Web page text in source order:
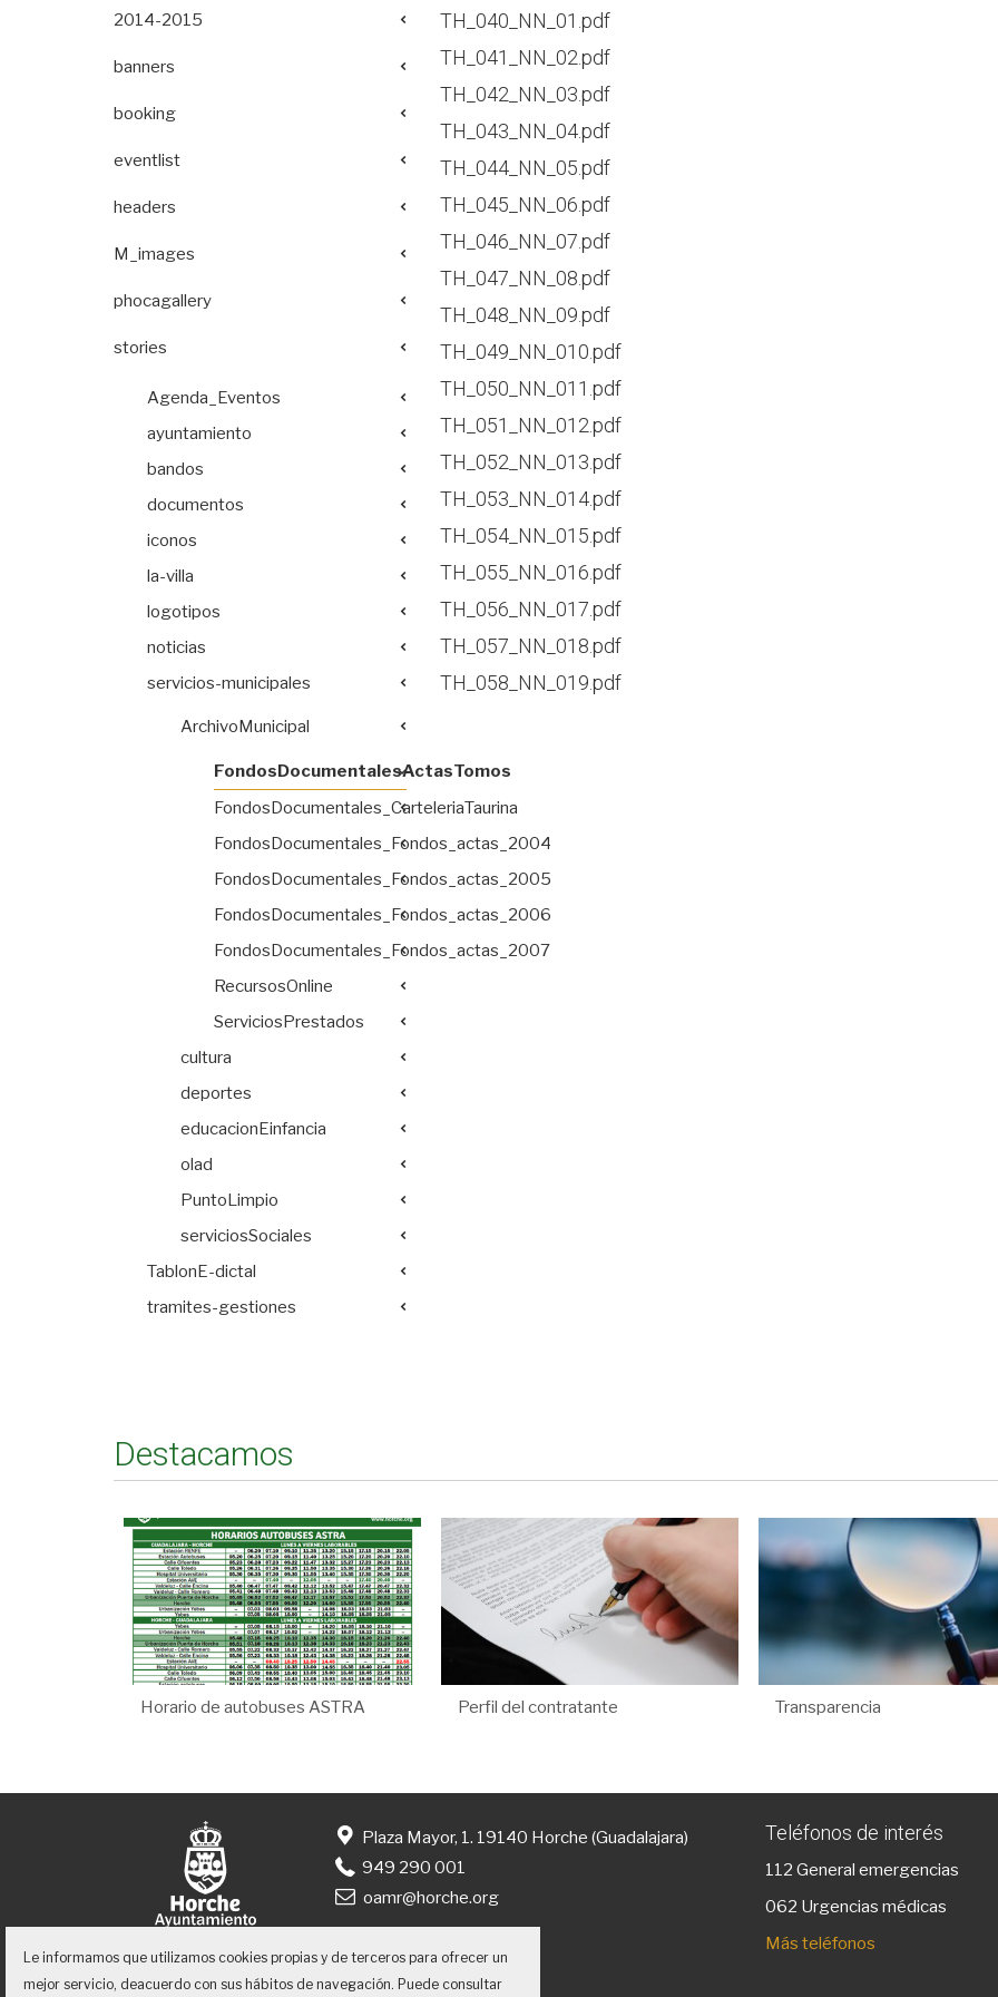
TH_040_NN_01.pdf
TH_041_NN_02.pdf
TH_042_NN_03.pdf
TH_043_NN_04.pdf
TH_044_NN_05.pdf
TH_045_NN_06.pdf
TH_046_NN_07.pdf
TH_047_NN_08.pdf
TH_048_NN_09.pdf
TH_049_NN_010.pdf
TH_050_NN_011.pdf
TH_051_NN_012.pdf
TH_052_NN_013.pdf
TH_053_NN_014.pdf
TH_054_NN_015.pdf
TH_055_NN_016.pdf
TH_056_NN_017.pdf
TH_057_NN_018.pdf
TH_058_NN_019.pdf
2014-2015
banners
booking
eventlist
headers
M_images
phocagallery
stories
Agenda_Eventos
ayuntamiento
bandos
documentos
iconos
la-villa
logotipos
noticias
servicios-municipales
ArchivoMunicipal
FondosDocumentalesActasTomos
FondosDocumentales_CarteleriaTaurina
FondosDocumentales_Fondos_actas_2004
FondosDocumentales_Fondos_actas_2005
FondosDocumentales_Fondos_actas_2006
FondosDocumentales_Fondos_actas_2007
RecursosOnline
ServiciosPrestados
cultura
deportes
educacionEinfancia
olad
PuntoLimpio
serviciosSociales
TablonE-dictal
tramites-gestiones
Destacamos
Horario de autobuses ASTRA Perfil del contratante Transparencia
Plaza Mayor, 1. 19140 Horche (Guadalajara)
949 290 001
oamr@horche.org
Teléfonos de interés
112 General emergencias
062 Urgencias médicas
Más teléfonos
Le informamos que utilizamos cookies propias y de terceros para ofrecer un
mejor servicio, deacuerdo con sus hábitos de navegación. Puede consultar